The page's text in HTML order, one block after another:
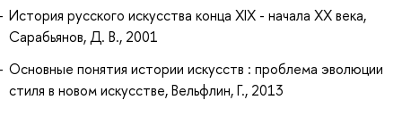
История русского искусства конца XIX - начала XX века,
Сарабьянов, Д. В., 2001
Основные понятия истории искусств : проблема эволюции
стиля в новом искусстве, Вельфлин, Г., 2013